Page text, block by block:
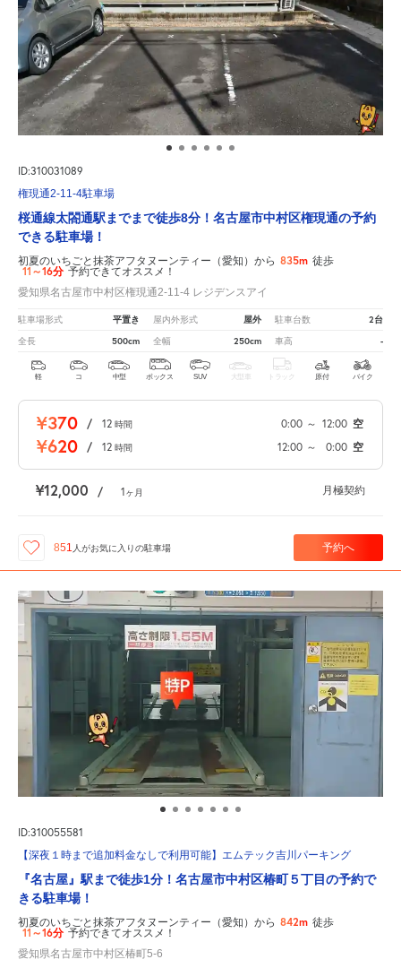
ID:310031089
権現通2-11-4駐車場
桜通線太閤通駅までまで徒歩8分！名古屋市中村区権現通の予約
できる駐車場！
初夏のいちごと抹茶アフタヌーンティー（愛知）から 835m 徒歩
11～16分 予約できてオススメ！
愛知県名古屋市中村区権現通2-11-4 レジデンスアイ
駐車場形式 平置き 屋内外形式 屋外 駐車台数 2台
全長 500cm 全幅 250cm 車高 -
軽 コ 中型 ボックス SUV 大型車 トラック 原付 バイク
¥370 / 12 時間 0:00 ～ 12:00 空
¥620 / 12 時間 12:00 ～ 0:00 空
¥12,000 / 1ヶ月 月極契約
851 人がお気に入りの駐車場 予約へ
ID:310055581
【深夜１時まで追加料金なしで利用可能】エムテック吉川パーキング
『名古屋』駅まで徒歩1分！名古屋市中村区椿町５丁目の予約で
きる駐車場！
初夏のいちごと抹茶アフタヌーンティー（愛知）から 842m 徒歩
11～16分 予約できてオススメ！
愛知県名古屋市中村区椿町5-6